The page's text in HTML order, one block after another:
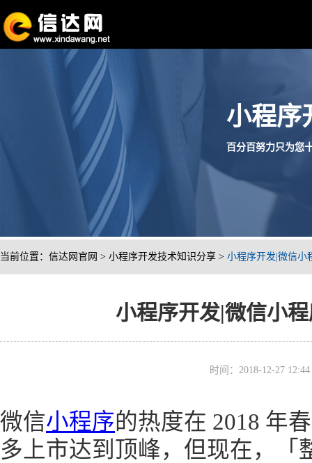
小程序
百分百努力只为您
当前位置： 信达网官网 > 小程序开发技术知识分享 > 小程序开发|微信小
小程序开发|微信小
时间：2018-12-27
微信小程序的热度在 2018 年
多上市达到顶峰，但现在，「